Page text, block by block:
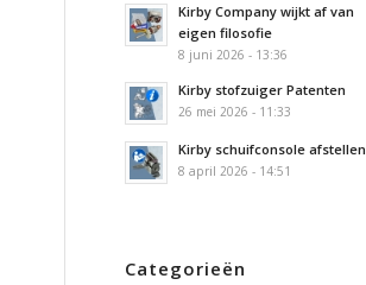
Kirby Company wijkt af van
eigen filosofie
8 juni 2026 - 13:36
Kirby stofzuiger Patenten
26 mei 2026 - 11:33
Kirby schuifconsole afstellen
8 april 2026 - 14:51
Categorieën